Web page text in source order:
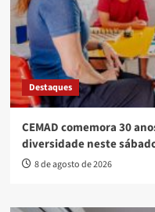
Destaques
CEMAD comemora 30
diversidade neste
8 de agosto de 2026